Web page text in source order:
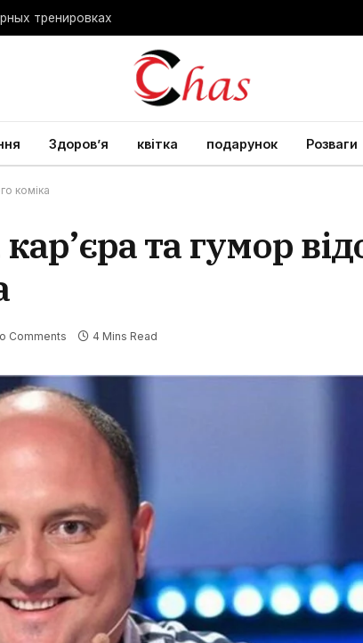
тренировках
Здоров’я квітка подарунок Розваги
коміка
та гумор
Comments 4 Mins Read